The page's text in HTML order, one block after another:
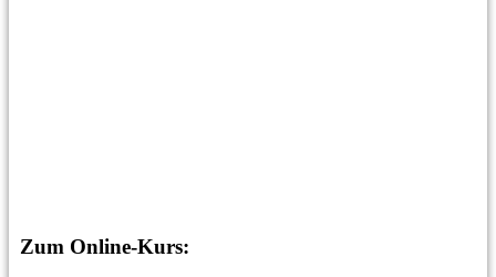
Zum Online-Kurs: